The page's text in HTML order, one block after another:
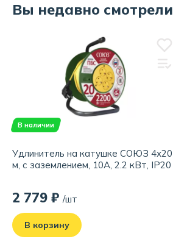
Вы недавно смотрели
В наличии
Удлинитель на катушке СОЮЗ 4х20
м, с заземлением, 10А, 2.2 кВт, IP20
2 779 ₽ /шт
В корзину